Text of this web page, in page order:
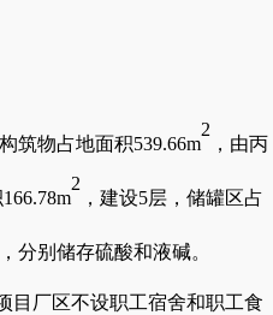
构筑物占地面积539.66m
2
，由丙
166.78m
2
，建设5层，储罐区占
分别储存硫酸和液碱。
目厂区不设职工宿舍和职工食